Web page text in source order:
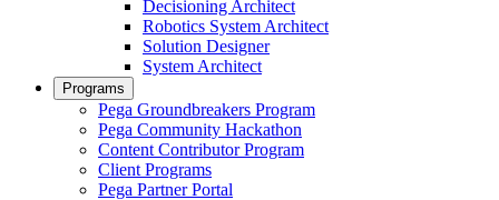
Decisioning Architect
Robotics System Architect
Solution Designer
System Architect
Programs
Pega Groundbreakers Program
Pega Community Hackathon
Content Contributor Program
Client Programs
Pega Partner Portal